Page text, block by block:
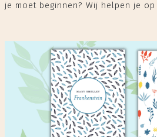
je moet beginnen? Wij helpen je op